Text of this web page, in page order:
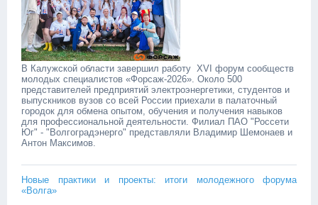
В Калужской области завершил работу XVI форум сообществ
молодых специалистов «Форсаж-2026». Около 500
представителей предприятий электроэнергетики, студентов и
выпускников вузов со всей России приехали в палаточный
городок для обмена опытом, обучения и получения навыков
для профессиональной деятельности. Филиал ПАО "Россети
Юг" - "Волгоградэнерго" представляли Владимир Шемонаев и
Антон Максимов.
Новые практики и проекты: итоги молодежного форума
«Волга»